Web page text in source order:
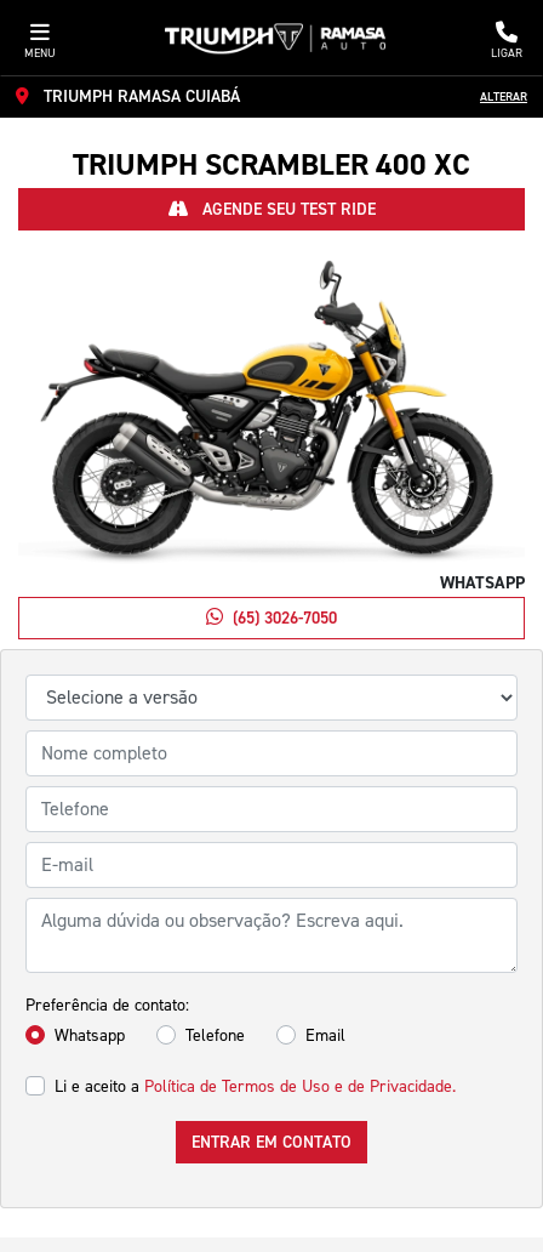
MENU LIGAR
TRIUMPH RAMASA CUIABÁ ALTERAR
TRIUMPH SCRAMBLER 400 XC
AGENDE SEU TEST RIDE
Preferência de contato:
Whatsapp
Telefone Email
Li e aceito a Política de Termos de Uso e de Privacidade.
ENTRAR EM CONTATO
WHATSAPP
(65) 3026-7050